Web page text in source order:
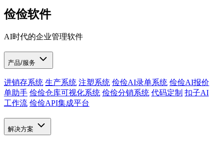
俭俭软件
AI时代的企业管理软件
产品/服务
进销存系统 生产系统 注塑系统 俭俭AI录单系统 俭俭AI报价
单助手 俭俭仓库可视化系统 俭俭分销系统 代码定制 扣子AI
工作流 俭俭API集成平台
解决方案